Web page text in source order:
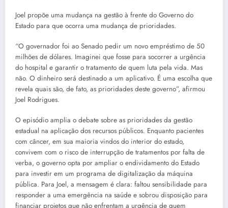
Joel propõe uma mudança na gestão à frente do Governo do
Estado para que ocorra uma mudança de prioridades.
“O governador foi ao Senado pedir um novo empréstimo de 50
milhões de dólares. Imaginei que fosse para socorrer a urgência
do hospital e garantir o tratamento de quem luta pela vida. Mas
não. O dinheiro será destinado a um aplicativo. É uma escolha que
revela quais são, de fato, as prioridades deste governo”, afirmou
Joel Rodrigues.
O episódio amplia o debate sobre as prioridades da gestão
estadual na aplicação dos recursos públicos. Enquanto pacientes
com câncer, em sua maioria vindos do interior do estado,
convivem com o risco de interrupção de tratamentos por falta de
verba, o governo opta por ampliar o endividamento do Estado
para investir em um programa de digitalização da máquina
pública. Para Joel, a mensagem é clara: faltou sensibilidade para
responder a uma emergência na saúde e sobrou disposição para
financiar projetos que não enfrentam a urgência de quem